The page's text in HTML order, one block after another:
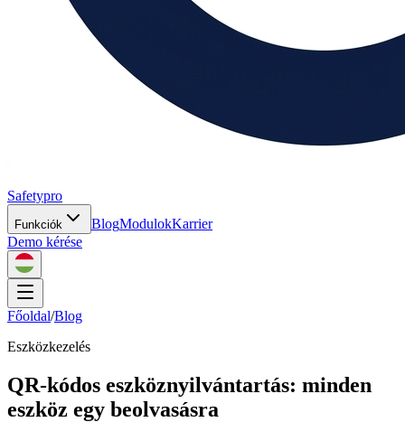
Safetypro
Funkciók BlogModulokKarrier
Demo kérése
Főoldal/Blog
Eszközkezelés
QR-kódos eszköznyilvántartás: minden
eszköz egy beolvasásra